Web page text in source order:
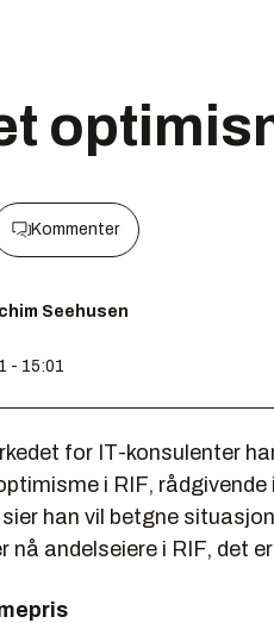
Kommenter
Seehusen
- 15:01
for IT-konsulenter
i RIF,
han vil betgne
nå andelseiere i RIF, det